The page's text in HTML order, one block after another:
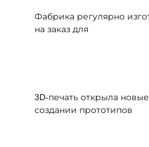
Фабрика регулярно
на заказ для
3D-печать открыла
создании прототипов